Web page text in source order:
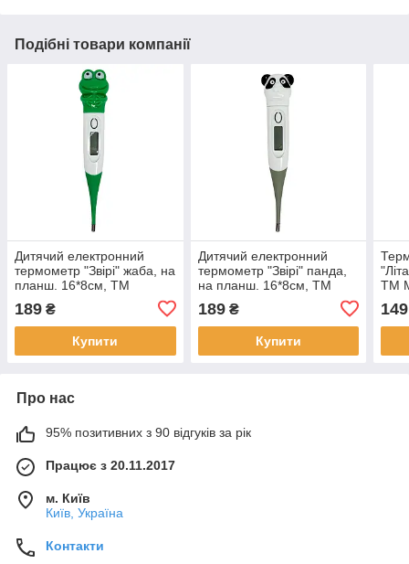
Подібні товари компанії
Дитячий електронний
термометр "Звірі" жаба, на
планш. 16*8см, ТМ
189 ₴
Купити
Дитячий електронний
термометр "Звірі" панда,
на планш. 16*8см, ТМ
189₴
Купити
ТМ
149
Про нас
95% позитивних з 90 відгуків за рік
Працює з 20.11.2017
м. Київ
Київ, Україна
Контакти